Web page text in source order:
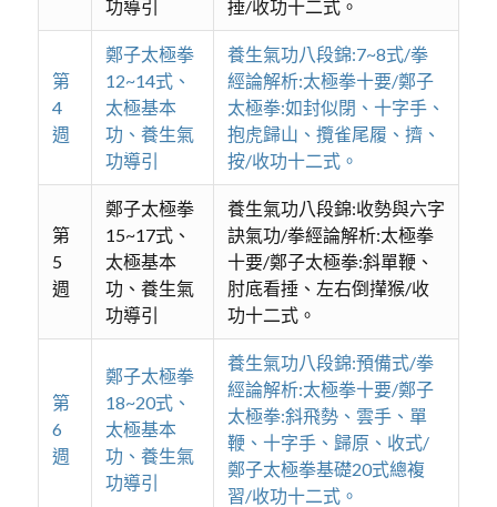
功導引
捶/收功十二式。
第
4
週
鄭子太極拳
12~14式、
太極基本
功、養生氣
功導引
養生氣功八段錦:7~8式/拳
經論解析:太極拳十要/鄭子
太極拳:如封似閉、十字手、
抱虎歸山、攬雀尾履、擠、
按/收功十二式。
第
5
週
鄭子太極拳
15~17式、
太極基本
功、養生氣
功導引
養生氣功八段錦:收勢與六字
訣氣功/拳經論解析:太極拳
十要/鄭子太極拳:斜單鞭、
肘底看捶、左右倒攆猴/收
功十二式。
第
6
週
鄭子太極拳
18~20式、
太極基本
功、養生氣
功導引
養生氣功八段錦:預備式/拳
經論解析:太極拳十要/鄭子
太極拳:斜飛勢、雲手、單
鞭、十字手、歸原、收式/
鄭子太極拳基礎20式總複
習/收功十二式。